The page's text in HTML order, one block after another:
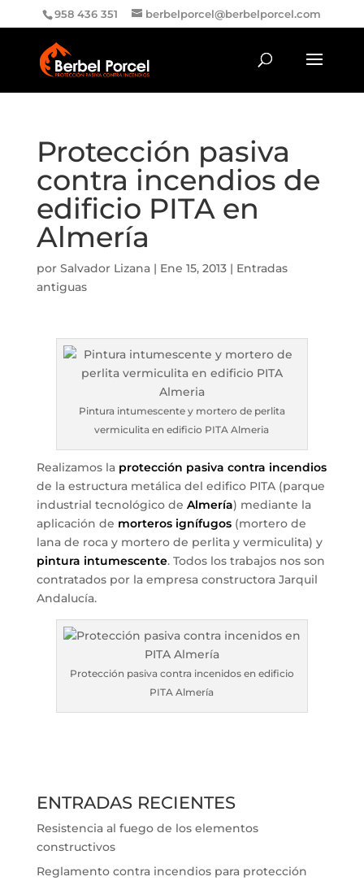
958 436 351 berbelporcel@berbelporcel.com
Protección pasiva
contra incendios de
edificio PITA en
Almería
por Salvador Lizana| Ene 15, 2013| Entradas
antiguas
Pintura intumescente y mortero de perlita
vermiculita en edificio PITA Almeria
Realizamos la protección pasiva contra incendios
de la estructura metálica del edifico PITA (parque
industrial tecnológico de Almería) mediante la
aplicación de morteros ignífugos (mortero de
lana de roca y mortero de perlita y vermiculita) y
pintura intumescente. Todos los trabajos nos son
contratados por la empresa constructora Jarquil
Andalucía.
Protección pasiva contra incenidos en edificio
PITA Almería
ENTRADAS RECIENTES
Resistencia al fuego de los elementos
constructivos
Reglamento contra incendios para protección